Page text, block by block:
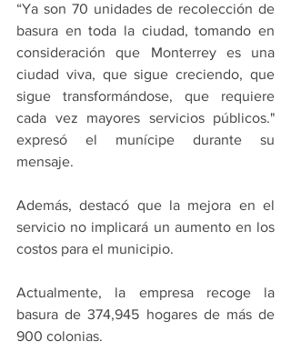
“Ya son 70 unidades de recolección de
basura en toda la ciudad, tomando en
consideración que Monterrey es una
ciudad viva, que sigue creciendo, que
sigue transformándose, que requiere
cada vez mayores servicios públicos."
expresó el munícipe durante su
mensaje.
Además, destacó que la mejora en el
servicio no implicará un aumento en los
costos para el municipio.
Actualmente, la empresa recoge la
basura de 374,945 hogares de más de
900 colonias.